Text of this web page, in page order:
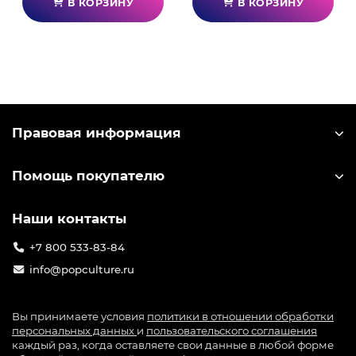
В КОРЗИНУ В КОРЗИНУ
Правовая информация
Помощь покупателю
Наши контакты
+7 800 533-83-84
info@popculture.ru
Вы принимаете условия политики в отношении обработки
персональных данных и пользовательского соглашения
каждый раз, когда оставляете свои данные в любой форме